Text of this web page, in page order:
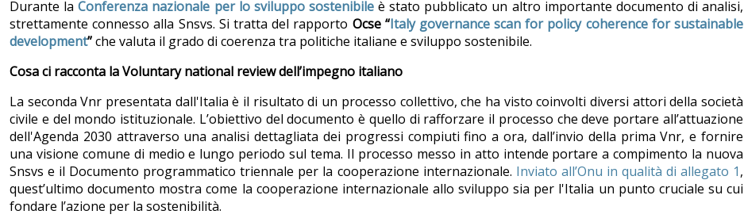
Durante laConferenza nazionale per lo sviluppo sostenibile è stato pubblicato un altro importante documento di analisi,
strettamente connesso alla Snsvs. Si tratta del rapporto Ocse “Italy governance scan for policy coherence for sustainable
development”che valuta il grado di coerenza tra politiche italiane e sviluppo sostenibile.
Cosa ci racconta la Voluntary national review dell’impegno italiano
La seconda Vnr presentata dall'Italia è il risultato di un processo collettivo, che ha visto coinvolti diversi attori della società
civile e del mondo istituzionale. L’obiettivo del documento è quello di rafforzare il processo che deve portare all’attuazione
dell'Agenda 2030 attraverso una analisi dettagliata dei progressi compiuti fino a ora, dall’invio della prima Vnr, e fornire
una visione comune di medio e lungo periodo sul tema. Il processo messo in atto intende portare a compimento la nuova
Snsvs e il Documento programmatico triennale per la cooperazione internazionale. Inviato all’Onu in qualità di allegato 1,
quest’ultimo documento mostra come la cooperazione internazionale allo sviluppo sia per l'Italia un punto cruciale su cui
fondare l’azione per la sostenibilità.